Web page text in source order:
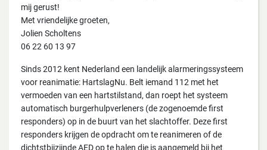
mij gerust!
Met vriendelijke groeten,
Jolien Scholtens
06 22 60 13 97
Sinds 2012 kent Nederland een landelijk alarmeringssysteem
voor reanimatie: HartslagNu. Belt iemand 112 met het
vermoeden van een hartstilstand, dan roept het systeem
automatisch burgerhulpverleners (de zogenoemde first
responders) op in de buurt van het slachtoffer. Deze first
responders krijgen de opdracht om te reanimeren of de
dichtstbijzijnde AED op te halen die is aangemeld bij het